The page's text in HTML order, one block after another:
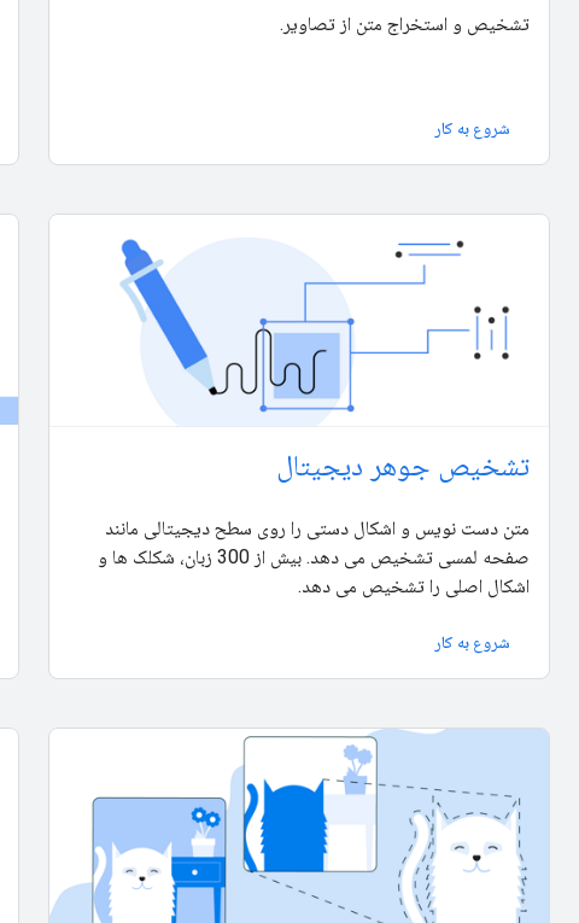
تشخیص و استخراج متن از تصاویر.
شروع به کار
تشخیص جوهر دیجیتال
متن دست نویس و اشکال دستی را روی سطح دیجیتالی مانند
صفحه لمسی تشخیص می دهد. بیش از 300 زبان، شکلک ها و
اشکال اصلی را تشخیص می دهد.
شروع به کار